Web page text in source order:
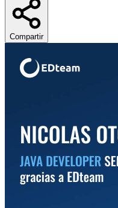
Compartir